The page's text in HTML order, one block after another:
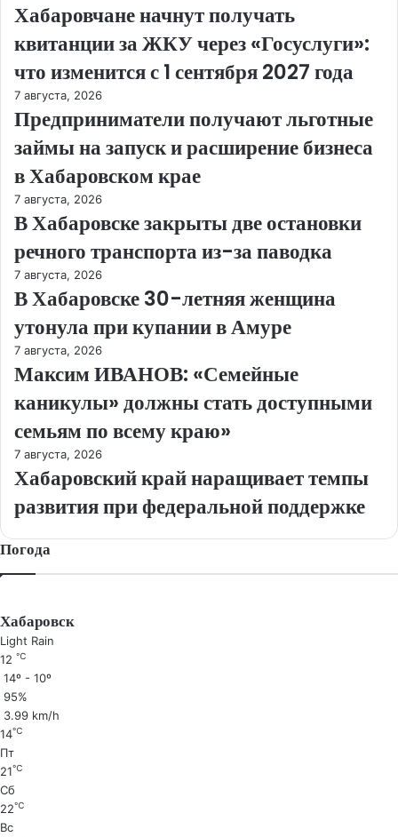
Хабаровчане начнут получать
квитанции за ЖКУ через «Госуслуги»:
что изменится с 1 сентября 2027 года
7 августа, 2026
Предприниматели получают льготные
займы на запуск и расширение бизнеса
в Хабаровском крае
7 августа, 2026
В Хабаровске закрыты две остановки
речного транспорта из-за паводка
7 августа, 2026
В Хабаровске 30-летняя женщина
утонула при купании в Амуре
7 августа, 2026
Максим ИВАНОВ: «Семейные
каникулы» должны стать доступными
семьям по всему краю»
7 августа, 2026
Хабаровский край наращивает темпы
развития при федеральной поддержке
Погода
Хабаровск
Light Rain
12 ℃
14º - 10º
95%
3.99 km/h
14℃
Пт
21℃
Сб
22℃
Вс